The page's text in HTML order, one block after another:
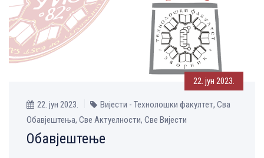
22. јун 2023.
22. јун 2023.
Вијести - Технолошки факултет, Сва
Обавјештења, Све Aктуелности, Све Вијести
Обавјештење